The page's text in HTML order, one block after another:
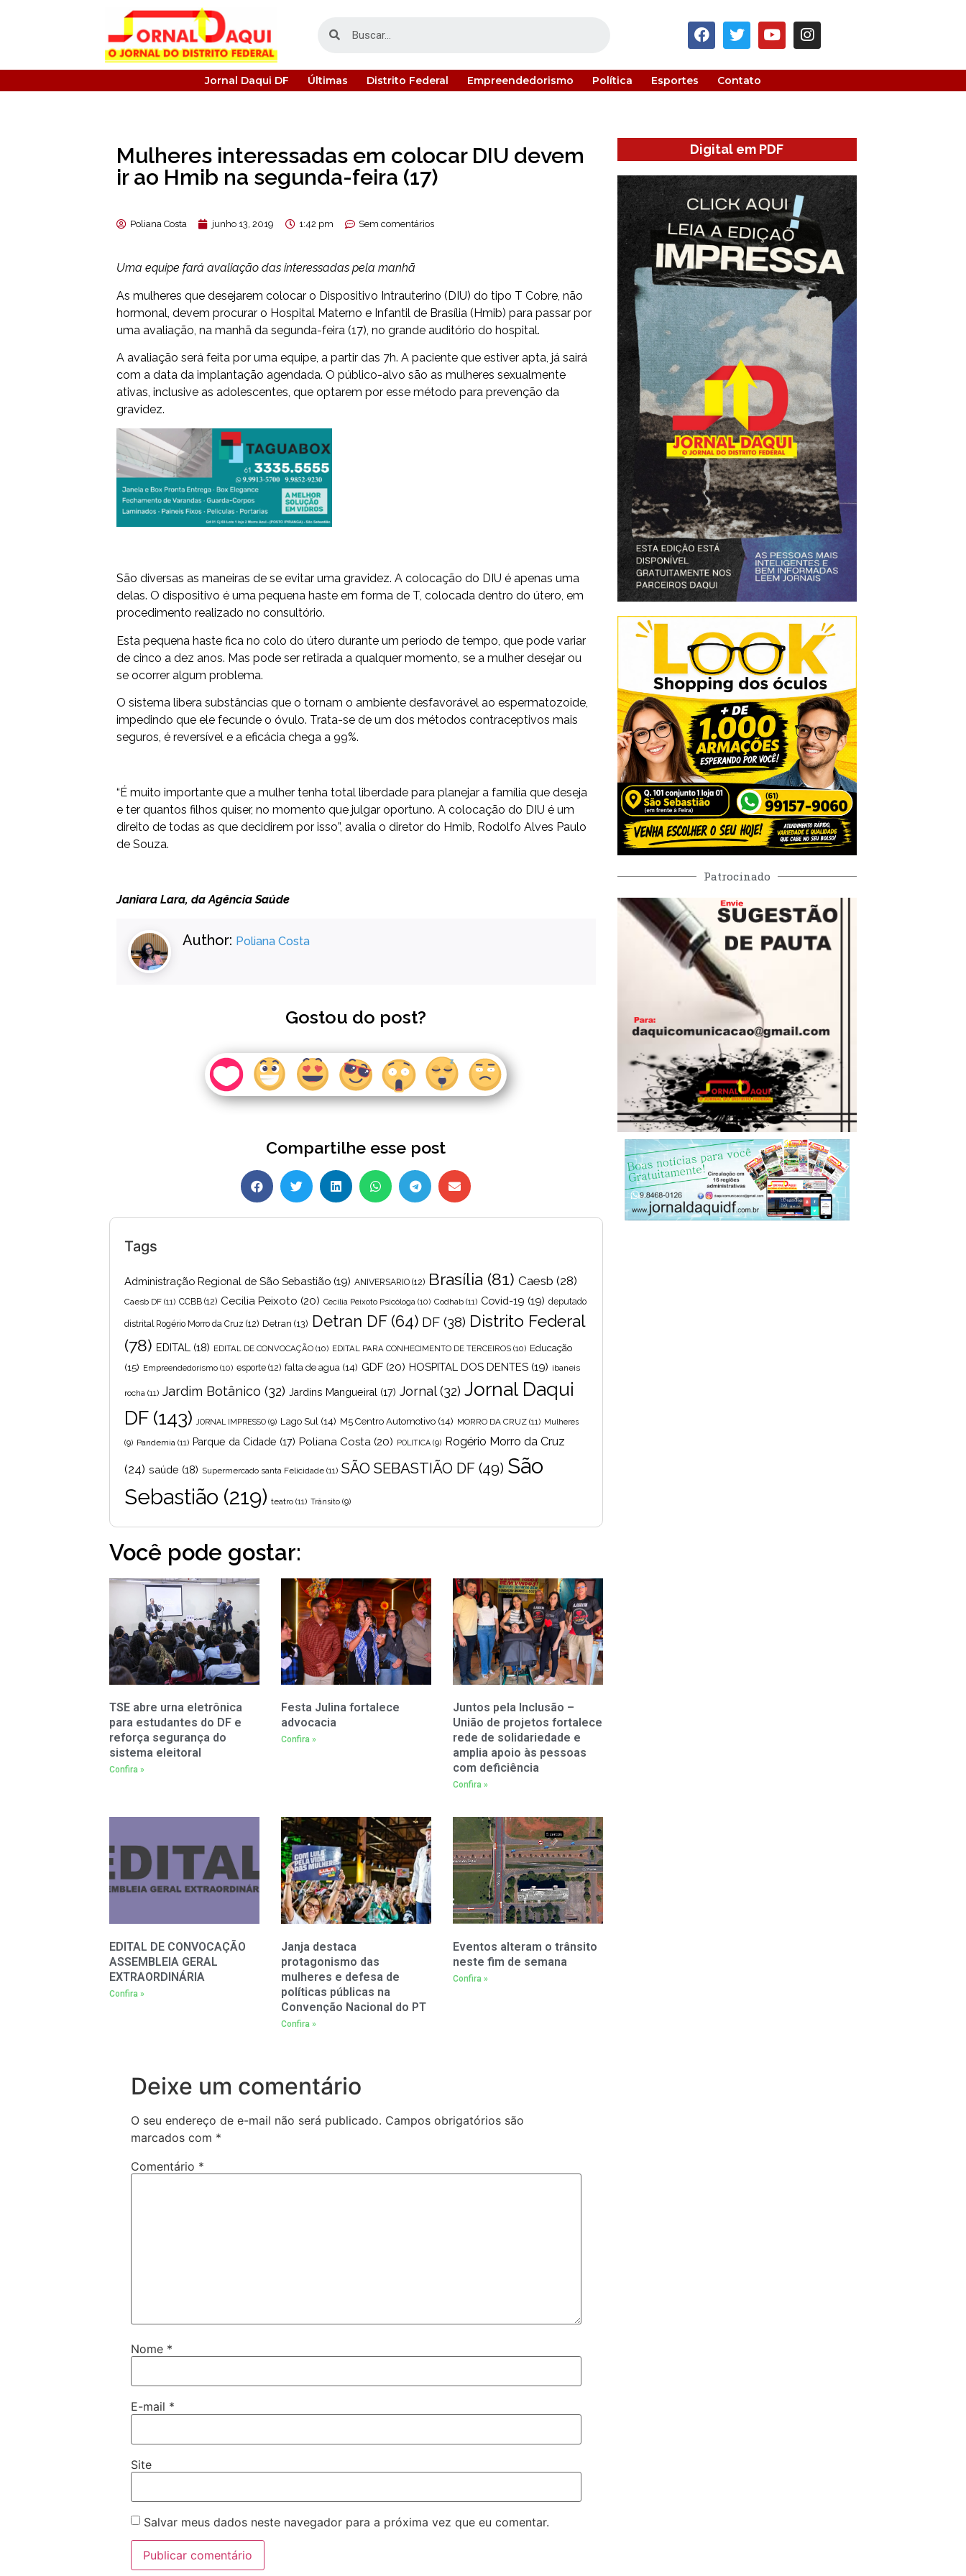
Jornal Daqui DF Últimas Distrito Federal Empreendedorismo Política Esportes Contato
Mulheres interessadas em colocar DIU devem
ir ao Hmib na segunda-feira (17)
Poliana Costa junho 13, 2019 1:42 pm Sem comentários
Uma equipe fará avaliação das interessadas pela manhã
As mulheres que desejarem colocar o Dispositivo Intrauterino (DIU) do tipo T Cobre, não
hormonal, devem procurar o Hospital Materno e Infantil de Brasília (Hmib) para passar por
uma avaliação, na manhã da segunda-feira (17), no grande auditório do hospital.
A avaliação será feita por uma equipe, a partir das 7h. A paciente que estiver apta, já sairá
com a data da implantação agendada. O público-alvo são as mulheres sexualmente
ativas, inclusive as adolescentes, que optarem por esse método para prevenção da
gravidez.
São diversas as maneiras de se evitar uma gravidez. A colocação do DIU é apenas uma
delas. O dispositivo é uma pequena haste em forma de T, colocada dentro do útero, em
procedimento realizado no consultório.
Esta pequena haste fica no colo do útero durante um período de tempo, que pode variar
de cinco a dez anos. Mas pode ser retirada a qualquer momento, se a mulher desejar ou
se ocorrer algum problema.
O sistema libera substâncias que o tornam o ambiente desfavorável ao espermatozoide,
impedindo que ele fecunde o óvulo. Trata-se de um dos métodos contraceptivos mais
seguros, é reversível e a eficácia chega a 99%.
“É muito importante que a mulher tenha total liberdade para planejar a família que deseja
e ter quantos filhos quiser, no momento que julgar oportuno. A colocação do DIU é um
direito de todas as que decidirem por isso”, avalia o diretor do Hmib, Rodolfo Alves Paulo
de Souza.
Janiara Lara, da Agência Saúde
Author: Poliana Costa
Gostou do post?
Compartilhe esse post
Tags
Administração Regional de São Sebastião (19) ANIVERSARIO (12) Brasília (81) Caesb (28)
Caesb DF (11) CCBB (12) Cecilia Peixoto (20) Cecília Peixoto Psicóloga (10) Codhab (11) Covid-19 (19) deputado
distrital Rogério Morro da Cruz (12) Detran (13) Detran DF(64) DF (38) Distrito Federal
(78) EDITAL (18) EDITAL DE CONVOCAÇÃO (10) EDITAL PARA CONHECIMENTO DE TERCEIROS (10) Educação
(15) Empreendedorismo (10) esporte (12) falta de agua (14) GDF (20) HOSPITAL DOS DENTES (19) ibaneis
rocha (11) Jardim Botânico (32) Jardins Mangueiral (17) Jornal(32) Jornal Daqui
DF(143) JORNAL IMPRESSO (9) Lago Sul (14) M5 Centro Automotivo (14) MORRO DA CRUZ (11) Mulheres
(9) Pandemia (11) Parque da Cidade (17) Poliana Costa (20) POLITICA (9) Rogério Morro da Cruz
(24) saúde (18) Supermercado santa Felicidade (11) SÃO SEBASTIÃO DF (49) São
Sebastião (219) teatro (11) Trânsito (9)
Você pode gostar:
TSE abre urna eletrônica
para estudantes do DF e
reforça segurança do
sistema eleitoral
Confira »
Festa Julina fortalece
advocacia
Confira »
Juntos pela Inclusão –
União de projetos fortalece
rede de solidariedade e
amplia apoio às pessoas
com deficiência
Confira »
EDITAL DE CONVOCAÇÃO
ASSEMBLEIA GERAL
EXTRAORDINÁRIA
Confira »
Janja destaca
protagonismo das
mulheres e defesa de
políticas públicas na
Convenção Nacional do PT
Confira »
Eventos alteram o trânsito
neste fim de semana
Confira »
Deixe um comentário
O seu endereço de e-mail não será publicado. Campos obrigatórios são
marcados com *
Comentário *
Nome *
E-mail *
Site
Salvar meus dados neste navegador para a próxima vez que eu comentar.
Digital em PDF
Patrocinado